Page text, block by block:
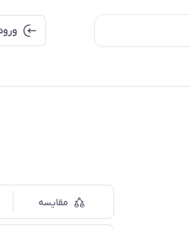
مقایسه